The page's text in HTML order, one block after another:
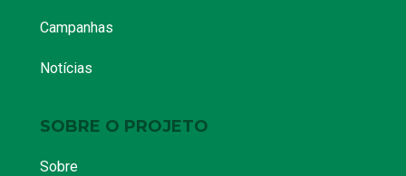
Campanhas
Notícias
SOBRE O PROJETO
Sobre